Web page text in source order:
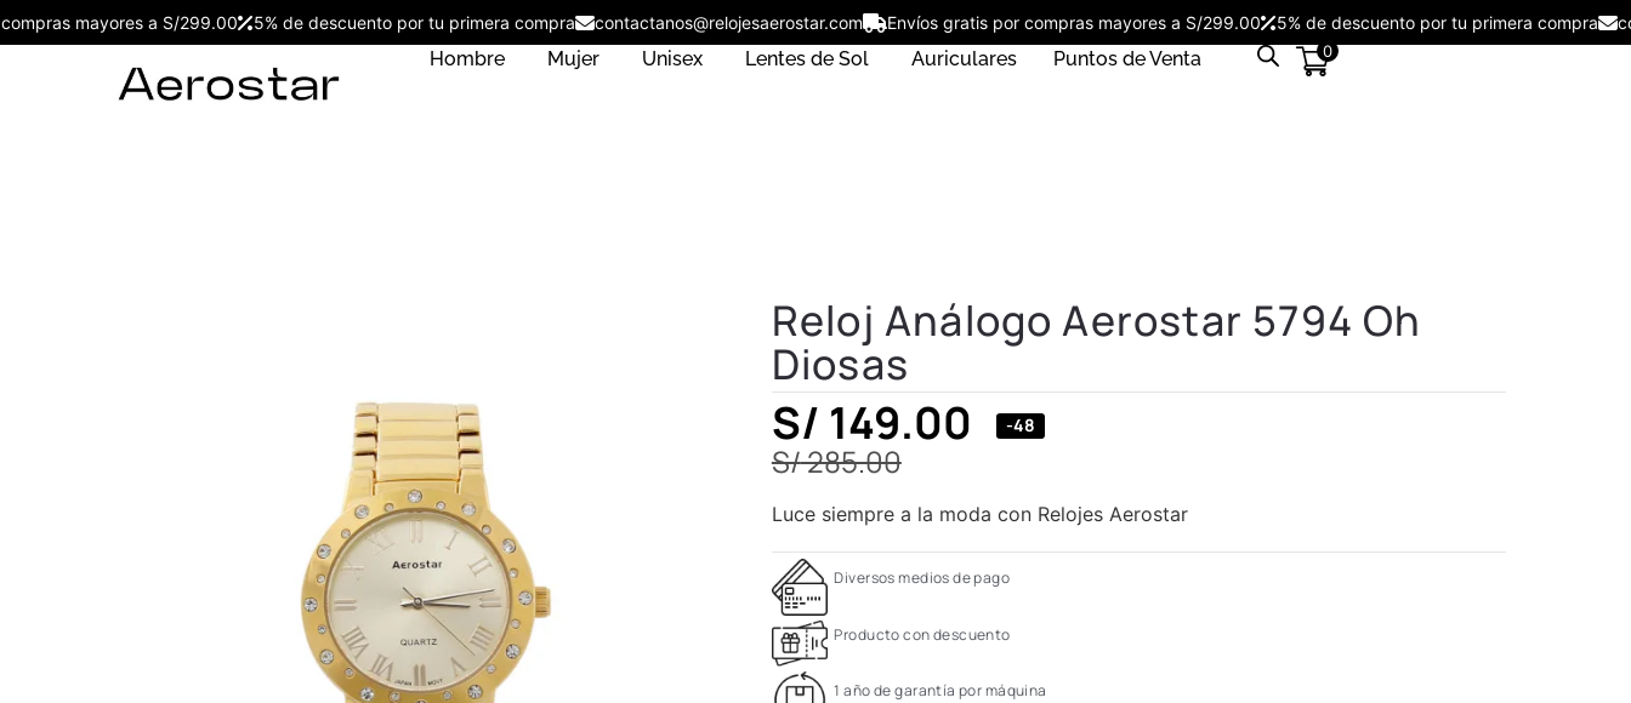
compras mayores a S/299.00 5% de descuento por tu primera compra contactanos@relojesaerostar.com Envíos gratis por compras mayores a S/299.00 5% de descuento por tu primera compra
Hombre Mujer Unisex Lentes de Sol Auriculares Puntos de Venta 0
Reloj Análogo Aerostar 5794 Oh
Diosas
S/285.00
S/ 149.00 -48
Luce siempre a la moda con Relojes Aerostar
Diversos medios de pago
Producto con descuento
1 año de garantía por máquina